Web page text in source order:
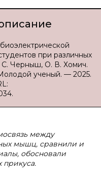
при различных
С. Черныш, О. В. Хомич.
ученый. — 2025.
между
мышц, сравнили и
обосновали